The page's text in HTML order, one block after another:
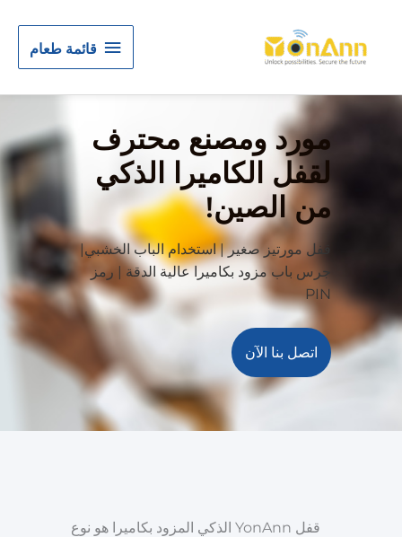
قائمةقائمة طعام
مورد ومصنع محترف
لقفل الكاميرا الذكي
من الصين!
قفل مورتيز صغير | استخدام الباب الخشبي|
جرس باب مزود بكاميرا عالية الدقة | رمز
PIN
اتصل بنا الآن
قفل YonAnn الذكي المزود بكاميرا هو نوع